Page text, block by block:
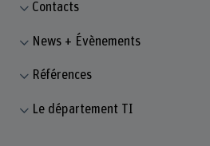
Contacts
News + Évènements
Références
Le département TI